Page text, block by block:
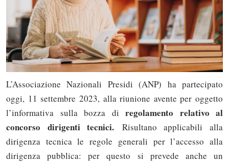
L’Associazione Nazionali Presidi (ANP) ha partecipato
oggi, 11 settembre 2023, alla riunione avente per oggetto
l’informativa sulla bozza di regolamento relativo al
concorso dirigenti tecnici.
Risultano applicabili alla
dirigenza tecnica le regole generali per l’accesso alla
dirigenza pubblica: per questo si prevede anche un